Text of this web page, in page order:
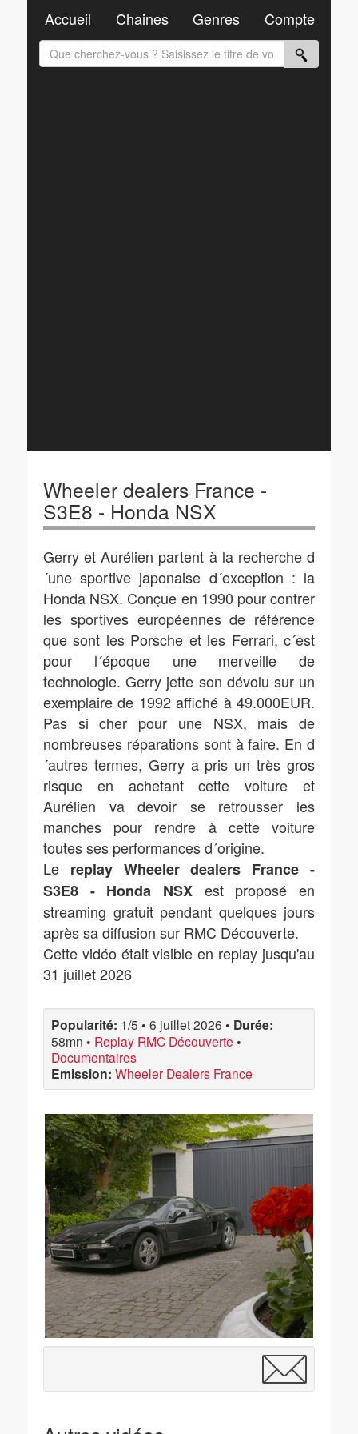
Wheeler dealers France -
S3E8 - Honda NSX
Gerry et Aurélien partent à la recherche d
´une sportive japonaise d´exception : la
Honda NSX. Conçue en 1990 pour contrer
les sportives européennes de référence
que sont les Porsche et les Ferrari, c´est
pour l´époque une merveille de
technologie. Gerry jette son dévolu sur un
exemplaire de 1992 affiché à 49.000EUR.
Pas si cher pour une NSX, mais de
nombreuses réparations sont à faire. En d
´autres termes, Gerry a pris un très gros
risque en achetant cette voiture et
Aurélien va devoir se retrousser les
manches pour rendre à cette voiture
toutes ses performances d´origine.
Le replay Wheeler dealers France -
S3E8 - Honda NSX est proposé en
streaming gratuit pendant quelques jours
après sa diffusion sur RMC Découverte.
Cette vidéo était visible en replay jusqu'au
31 juillet 2026
Popularité: 1/5 • 6 juillet 2026 • Durée:
58mn • Replay RMC Découverte •
Documentaires
Emission: Wheeler Dealers France
Accueil Chaines Genres Compte